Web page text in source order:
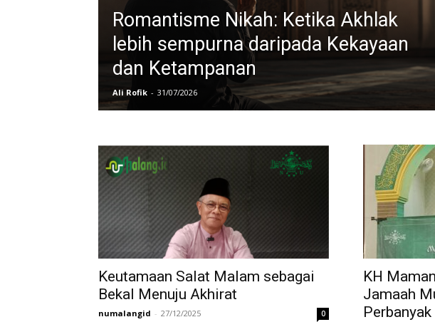
Romantisme Nikah: Ketika Akhlak
lebih sempurna daripada Kekayaan
dan Ketampanan
Ali Rofik - 31/07/2026
Keutamaan Salat Malam sebagai
Bekal Menuju Akhirat
numalangid - 27/12/2025 0
KH
Jamaah